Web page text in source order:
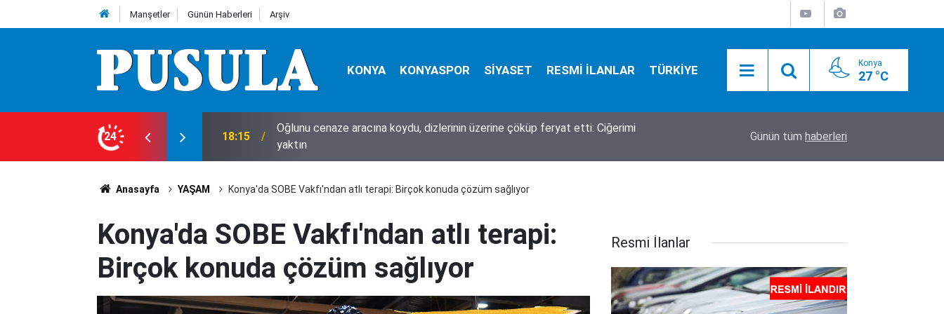
Manşetler Günün Haberleri Arşiv
KONYA KONYASPOR SİYASET RESMİ İLANLAR TÜRKİYE Konya
27 °C
24
üzerine çöküp feryat etti: Ciğerimi
18:12 Konya’da bugün neler oldu? İşte 7 Ağustos Cuma günü olup bitenler… Herkes bezgin! Yıkılmadı, fuhuş oteli oldu
Günün tüm haberleri
Anasayfa YAŞAM Konya'da SOBE Vakfı'ndan atlı terapi: Birçok konuda çözüm sağlıyor
Konya'da SOBE Vakfı'ndan atlı terapi:
Birçok konuda çözüm sağlıyor
Resmi İlanlar